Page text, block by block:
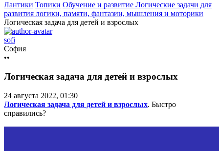
Лантики Топики Обучение и развитие Логические задачи для
развития логики, памяти, фантазии, мышления и моторики
Логическая задача для детей и взрослых
sofi
София
••
Логическая задача для детей и взрослых
24 августа 2022, 01:30
Логическая задача для детей и взрослых. Быстро
справились?